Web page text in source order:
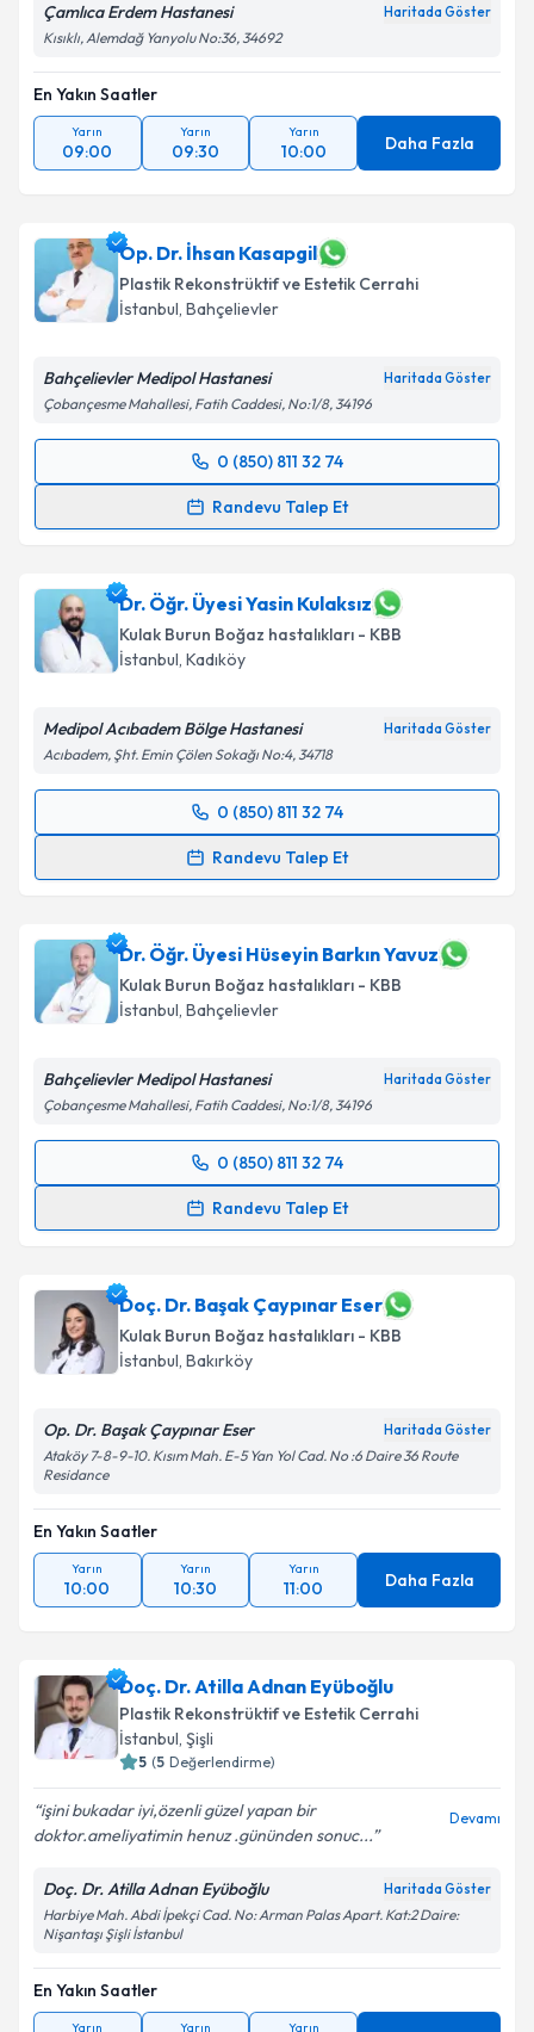
Takvim Talebini Gönder
Çamlıca Erdem Hastanesi Haritada Göster
Kısıklı, Alemdağ Yanyolu No:36, 34692
En Yakın Saatler
Yarın
09:00
Yarın
09:30
Yarın
10:00 Daha Fazla
Op. Dr. İhsan Kasapgil
Plastik Rekonstrüktif ve Estetik Cerrahi
İstanbul, Bahçelievler
Bahçelievler Medipol Hastanesi Haritada Göster
Çobançesme Mahallesi, Fatih Caddesi, No:1/8, 34196
0 (850) 811 32 74
Randevu Talep Et
Randevu Takvimi Talebi
takvim hazırlandığında e-posta ile bilgilendireceğiz.
E-posta Adresiniz
Kişisel verilerimin işlenmesine ilişkin
Metni'ni okudum ve kişisel verilerimin belirtilen
kapsamda işlenmesini kabul ediyorum.
Takvim Talebini Gönder
Dr. Öğr. Üyesi Yasin Kulaksız
Kulak Burun Boğaz hastalıkları - KBB
İstanbul, Kadıköy
Medipol Acıbadem Bölge Hastanesi Haritada Göster
Acıbadem, Şht. Emin Çölen Sokağı No:4, 34718
0 (850) 811 32 74
Randevu Talep Et
Randevu Takvimi Talebi
için bir takvim hazırlandığında e-posta ile
bilgilendireceğiz.
E-posta Adresiniz
Kişisel verilerimin işlenmesine ilişkinAydınlatma
'ni okudum ve kişisel verilerimin belirtilen
kapsamda işlenmesini kabul ediyorum.
Dr. Öğr. Üyesi Hüseyin Barkın Yavuz
Kulak Burun Boğaz hastalıkları - KBB
İstanbul, Bahçelievler
Bahçelievler Medipol Hastanesi Haritada Göster
Çobançesme Mahallesi, Fatih Caddesi, No:1/8, 34196
0 (850) 811 32 74
Randevu Talep Et
Randevu Takvimi Talebi
almanız için bir takvim hazırlandığında e-posta ile
bilgilendireceğiz.
E-posta Adresiniz
Metni'ni okudum ve kişisel verilerimin belirtilen
kapsamda işlenmesini kabul ediyorum.
Takvim Talebini Gönder
Doç. Dr. Başak Çaypınar Eser
Kulak Burun Boğaz hastalıkları - KBB
İstanbul, Bakırköy
Op. Dr. Başak Çaypınar Eser Haritada Göster
Ataköy 7-8-9-10. Kısım Mah. E-5 Yan Yol Cad. No :6 Daire 36 Route
Residance
En Yakın Saatler
Yarın
10:00
Yarın
10:30
Yarın
11:00 Daha Fazla
Doç. Dr. Atilla Adnan Eyüboğlu
Plastik Rekonstrüktif ve Estetik Cerrahi
İstanbul, Şişli
5 (5 Değerlendirme)
işini bukadar iyi,özenli güzel yapan bir
doktor.ameliyatimin henuz .gününden sonuc...
Devamı
Doç. Dr. Atilla Adnan Eyüboğlu Haritada Göster
Harbiye Mah. Abdi İpekçi Cad. No: Arman Palas Apart. Kat:2 Daire:
Nişantaşı Şişli İstanbul
En Yakın Saatler
Yarın Yarın Yarın